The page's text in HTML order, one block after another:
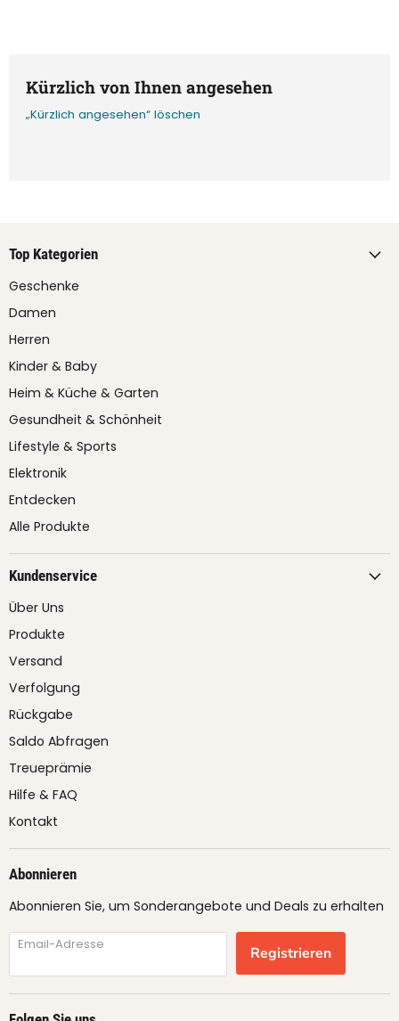
Kürzlich von Ihnen angesehen
„Kürzlich angesehen“ löschen
Top Kategorien
Geschenke
Damen
Herren
Kinder & Baby
Heim & Küche & Garten
Gesundheit & Schönheit
Lifestyle & Sports
Elektronik
Entdecken
Alle Produkte
Kundenservice
Über Uns
Produkte
Versand
Verfolgung
Rückgabe
Saldo Abfragen
Treueprämie
Hilfe & FAQ
Kontakt
Abonnieren
Abonnieren Sie, um Sonderangebote und Deals zu erhalten
Email-Adresse Registrieren